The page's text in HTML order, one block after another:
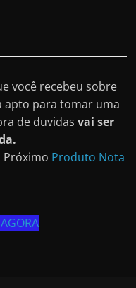
você recebeu sobre
apto para tomar uma
de duvidasvai ser
Próximo Produto Nota